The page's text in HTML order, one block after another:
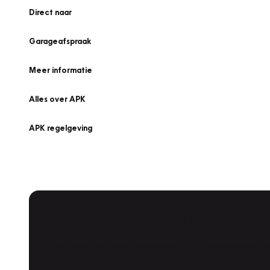
Direct naar
Garageafspraak
Meer informatie
Alles over APK
APK regelgeving